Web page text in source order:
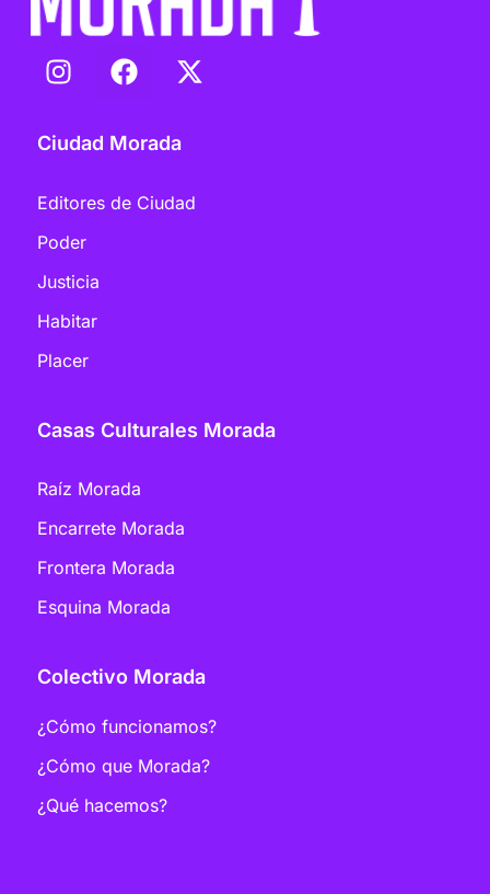
Ciudad Morada
Editores de Ciudad
Poder
Justicia
Habitar
Placer
Casas Culturales Morada
Raíz Morada
Encarrete Morada
Frontera Morada
Esquina Morada
Colectivo Morada
¿Cómo funcionamos?
¿Cómo que Morada?
¿Qué hacemos?